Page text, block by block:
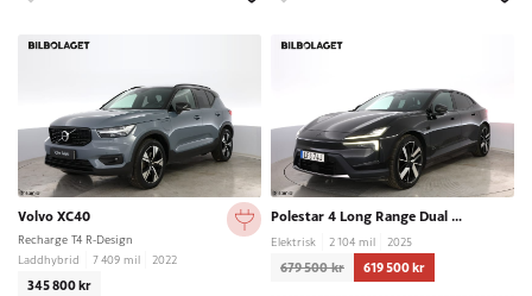
Volvo XC40
Recharge T4 R-Design
Laddhybrid
7 409 mil 2022
345 800 kr
Polestar 4 Long Range Dual Motor
Elektrisk 2 104 mil 2025
679 500 kr 619 500 kr